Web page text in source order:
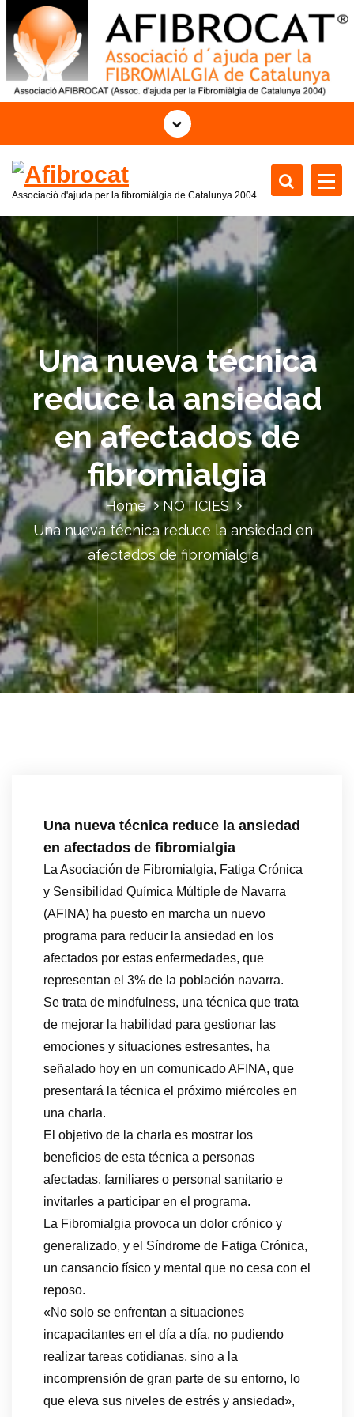
o
n
t
Associació d'ajuda per la fibromiàlgia de Catalunya 2004
Una nueva técnica
reduce la ansiedad
en afectados de
fibromialgia
Home
NOTICIES
Una nueva técnica reduce la ansiedad en
afectados de fibromialgia
Una nueva técnica reduce la ansiedad
en afectados de fibromialgia
La Asociación de Fibromialgia, Fatiga Crónica
y Sensibilidad Química Múltiple de Navarra
(AFINA) ha puesto en marcha un nuevo
programa para reducir la ansiedad en los
afectados por estas enfermedades, que
representan el 3% de la población navarra.
Se trata de mindfulness, una técnica que trata
de mejorar la habilidad para gestionar las
emociones y situaciones estresantes, ha
señalado hoy en un comunicado AFINA, que
presentará la técnica el próximo miércoles en
una charla.
El objetivo de la charla es mostrar los
beneficios de esta técnica a personas
afectadas, familiares o personal sanitario e
invitarles a participar en el programa.
La Fibromialgia provoca un dolor crónico y
generalizado, y el Síndrome de Fatiga Crónica,
un cansancio físico y mental que no cesa con el
reposo.
«No solo se enfrentan a situaciones
incapacitantes en el día a día, no pudiendo
realizar tareas cotidianas, sino a la
incomprensión de gran parte de su entorno, lo
que eleva sus niveles de estrés y ansiedad»,